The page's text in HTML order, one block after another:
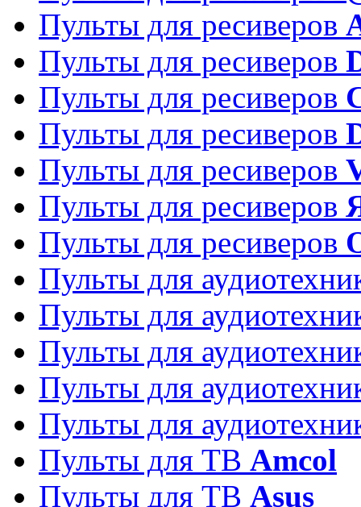
Пульты для ресиверов
Пульты для ресиверов
Пульты для ресиверов
Пульты для ресиверов
Пульты для ресиверов
Пульты для ресиверов
Пульты для ресиверов
Пульты для
Пульты для
Пульты для
Пульты для
Пульты для
Пульты для ТВ Amcol
Пульты для ТВ Asus